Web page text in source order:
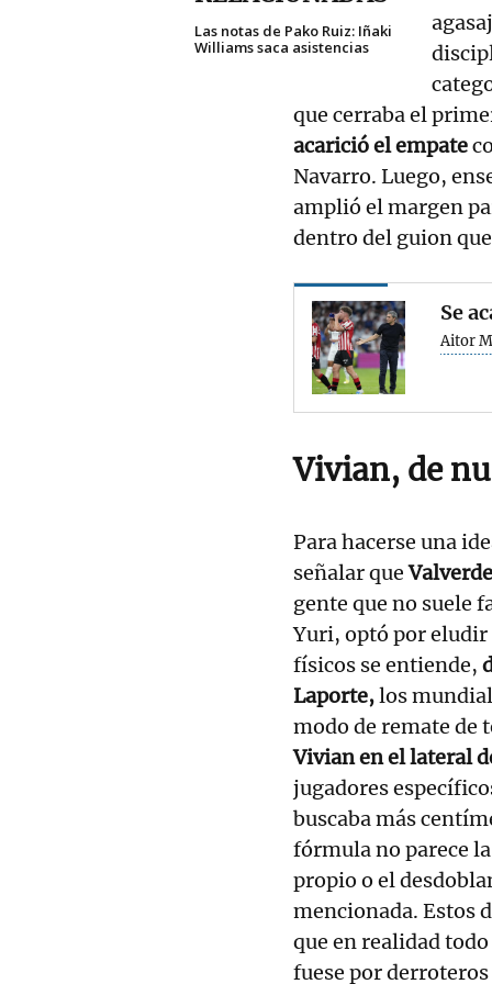
Las notas de Pako Ruiz: Iñaki
Williams saca asistencias
que cerraba el
acarició el empate
Navarro. Luego,
amplió el margen
dentro del guion
Se
Aitor
Vivian, de
Para hacerse una
señalar que
gente que no suele
Yuri, optó por
físicos se entiende,
Laporte,los
modo de remate de
Vivian en el lateral
jugadores
buscaba más
fórmula no parece
propio o el
mencionada. Estos
que en realidad
fuese por